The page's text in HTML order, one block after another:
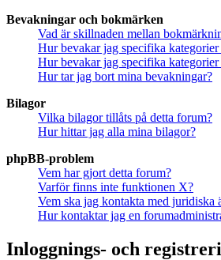
Bevakningar och bokmärken
Vad är skillnaden mellan
Hur bevakar jag specifika kategorier
Hur bevakar jag specifika kategorier
Hur tar jag bort mina bevakningar?
Bilagor
Vilka bilagor tillåts på detta forum?
Hur hittar jag alla mina bilagor?
phpBB-problem
Vem har gjort detta forum?
Varför finns inte funktionen X?
Vem ska jag kontakta med juridiska
Hur kontaktar jag en
Inloggnings- och